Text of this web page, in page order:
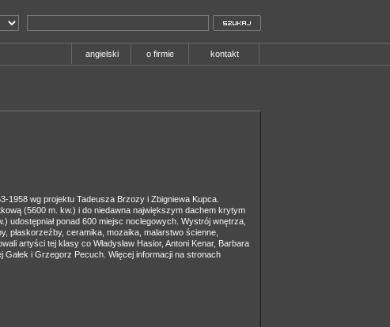
angielski o firmie kontakt
1958 wg projektu Tadeusza Brzozy i Zbigniewa Kupca.
(5600 m. kw.) i do niedawna największym dachem krytym
udostępniał ponad 600 miejsc noclegowych. Wystrój wnętrza,
płaskorzeźby, ceramika, mozaika, malarstwo ścienne,
artyści tej klasy co Władysław Hasior, Antoni Kenar, Barbara
i Grzegorz Pecuch. Więcej informacji na stronach